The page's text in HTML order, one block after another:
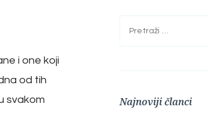
i one koji
od tih
svakom
Pretraga:
Najnoviji članci